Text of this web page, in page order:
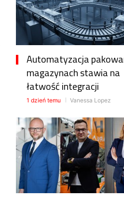
Automatyzacja
magazynach stawia na
łatwość integracji
1 dzień temu Vanessa Lopez